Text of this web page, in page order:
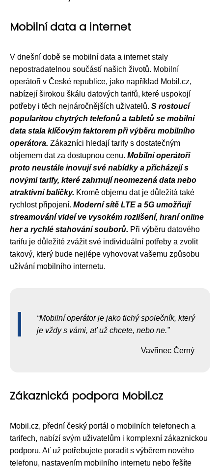
Mobilní data a internet
V dnešní době se mobilní data a internet staly
nepostradatelnou součástí našich životů. Mobilní
operátoři v České republice, jako například Mobil.cz,
nabízejí širokou škálu datových tarifů, které uspokojí
potřeby i těch nejnáročnějších uživatelů. S rostoucí
popularitou chytrých telefonů a tabletů se mobilní
data stala klíčovým faktorem při výběru mobilního
operátora. Zákazníci hledají tarify s dostatečným
objemem dat za dostupnou cenu. Mobilní operátoři
proto neustále inovují své nabídky a přicházejí s
novými tarify, které zahrnují neomezená data nebo
atraktivní balíčky. Kromě objemu dat je důležitá také
rychlost připojení. Moderní sítě LTE a 5G umožňují
streamování videí ve vysokém rozlišení, hraní online
her a rychlé stahování souborů. Při výběru datového
tarifu je důležité zvážit své individuální potřeby a zvolit
takový, který bude nejlépe vyhovovat vašemu způsobu
užívání mobilního internetu.
Mobilní operátor je jako tichý společník, který
je vždy s vámi, ať už chcete, nebo ne.
Vavřinec Černý
Zákaznická podpora Mobil.cz
Mobil.cz, přední český portál o mobilních telefonech a
tarifech, nabízí svým uživatelům i komplexní zákaznickou
podporu. Ať už potřebujete poradit s výběrem nového
telefonu, nastavením mobilního internetu nebo řešíte